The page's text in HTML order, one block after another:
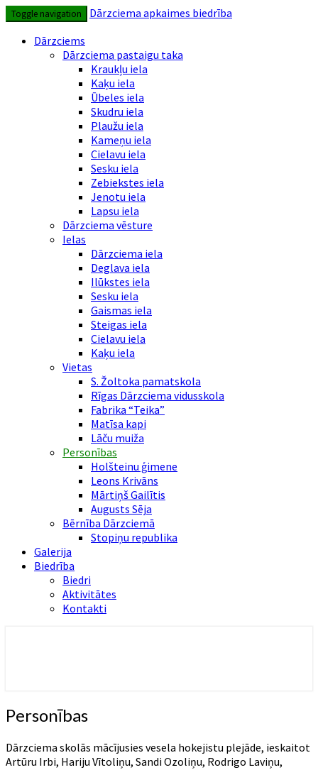
Skip
to
content
Toggle navigation
Dārzciema apkaimes biedrība
Dārzciems
Dārzciema pastaigu taka
Kraukļu iela
Kaķu iela
Ūbeles iela
Skudru iela
Plaužu iela
Kameņu iela
Cielavu iela
Sesku iela
Zebiekstes iela
Jenotu iela
Lapsu iela
Dārzciema vēsture
Ielas
Dārzciema iela
Deglava iela
Ilūkstes iela
Sesku iela
Gaismas iela
Steigas iela
Cielavu iela
Kaķu iela
Vietas
S. Žoltoka pamatskola
Rīgas Dārzciema vidusskola
Fabrika “Teika”
Matīsa kapi
Lāču muiža
Personības
Holšteinu ģimene
Leons Krivāns
Mārtiņš Gailītis
Augusts Sēja
Bērnība Dārzciemā
Stopiņu republika
Galerija
Biedrība
Biedri
Aktivitātes
Kontakti
Personības
Personības
Dārzciema skolās mācījusies vesela hokejistu plejāde, ieskaitot
Artūru Irbi, Hariju Vītoliņu, Sandi Ozoliņu, Rodrigo Laviņu,